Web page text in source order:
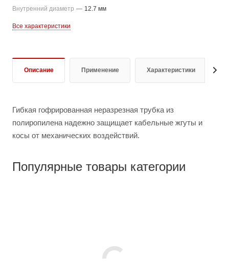
Внутренний диаметр — 12.7 мм
Все характеристики
Описание Применение Характеристики
Гибкая гофрированная неразрезная трубка из
полиропилена надежно защищает кабельные жгуты и
косы от механических воздействий.
Популярные товары категории